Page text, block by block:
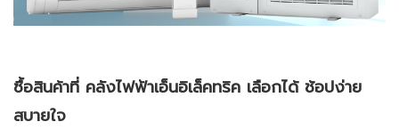
ซื้อสินค้าที่ คลังไฟฟ้าเอ็นอิเล็คทริค เลือกได้ ช้อปง่าย
สบายใจ